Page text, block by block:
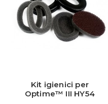
Kit igienici per
Optime™ III HY54